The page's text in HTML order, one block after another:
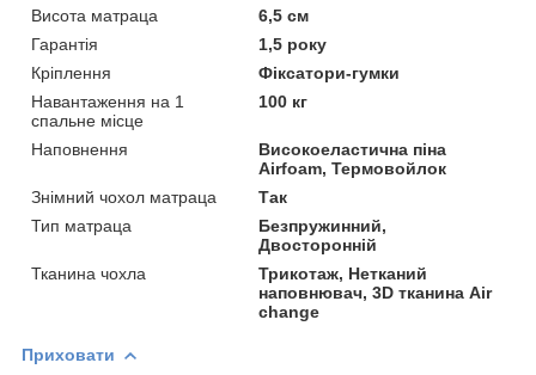
Висота матраца
6,5 см
Гарантія
1,5 року
Кріплення
Фіксатори-гумки
Навантаження на 1
спальне місце
100 кг
Наповнення
Високоеластична піна
Airfoam, Термовойлок
Знімний чохол матраца
Так
Тип матраца
Безпружинний,
Двосторонній
Тканина чохла
Трикотаж, Нетканий
наповнювач, 3D тканина Air
change
Приховати